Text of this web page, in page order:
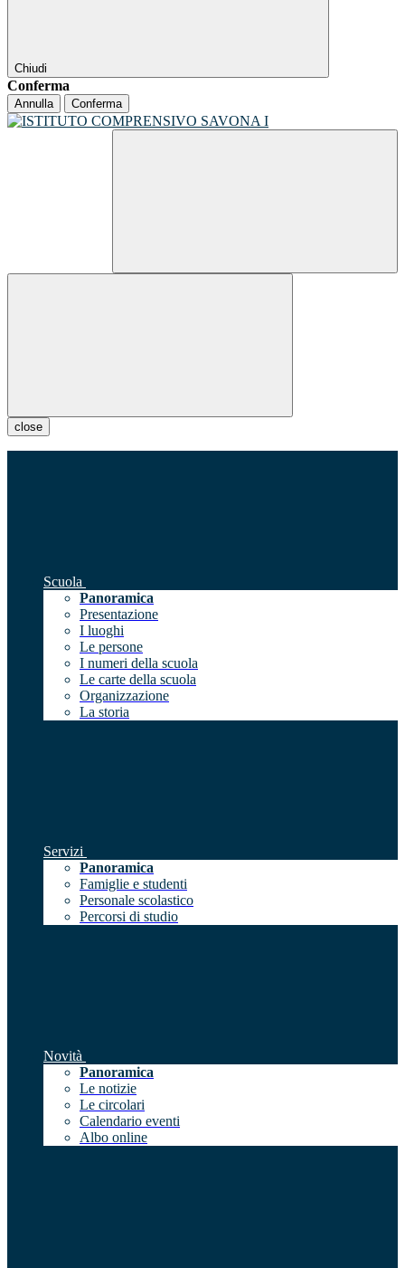
Chiudi
Conferma
Annulla Conferma
close
Scuola
Panoramica
Presentazione
I luoghi
Le persone
I numeri della scuola
Le carte della scuola
Organizzazione
La storia
Servizi
Panoramica
Famiglie e studenti
Personale scolastico
Percorsi di studio
Novità
Panoramica
Le notizie
Le circolari
Calendario eventi
Albo online